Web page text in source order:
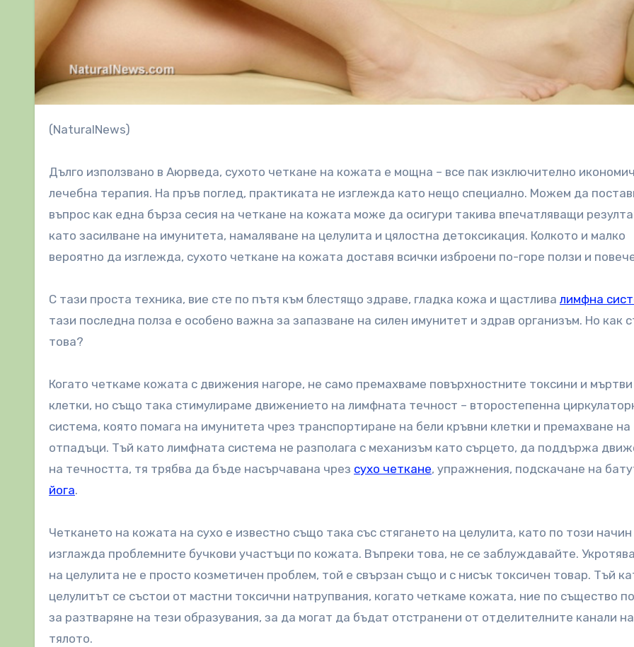
(NaturalNews)
Дълго използвано в Аюрведа, сухото четкане на кожата е мощна – все пак изключително
лечебна терапия. На пръв поглед, практиката не изглежда като нещо специално. Можем да
въпрос как една бърза сесия на четкане на кожата може да осигури такива впечатляващи
като засилване на имунитета, намаляване на целулита и цялостна детоксикация. Колкото и малко
вероятно да изглежда, сухото четкане на кожата доставя всички изброени по-горе ползи и
С тази проста техника, вие сте по пътя към блестящо здраве, гладка кожа и щастлива лимфна
тази последна полза е особено важна за запазване на силен имунитет и здрав организъм. Но как
това?
Когато четкаме кожата с движения нагоре, не само премахваме повърхностните токсини и
клетки, но също така стимулираме движението на лимфната течност – второстепенна
система, която помага на имунитета чрез транспортиране на бели кръвни клетки и премахване на
отпадъци. Тъй като лимфната система не разполага с механизъм като сърцето, да поддържа
на течността, тя трябва да бъде насърчавана чрез сухо четкане, упражнения, подскачане на
йога.
Четкането на кожата на сухо е известно също така със стягането на целулита, като по този начин
изглажда проблемните бучкови участъци по кожата. Въпреки това, не се заблуждавайте.
на целулита не е просто козметичен проблем, той е свързан също и с нисък токсичен товар. Тъй
целулитът се състои от мастни токсични натрупвания, когато четкаме кожата, ние по същество
за разтваряне на тези образувания, за да могат да бъдат отстранени от отделителните канали на
тялото.